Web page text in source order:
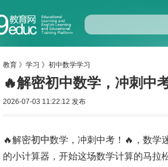
教育 》 学习 》 初中数学学习
🔥解密初中数学，冲刺中
2026-07-03 11:22:12 发布
🔥解密初中数学，冲刺中考！🔥，数学
的小计算器，开始这场数学计算的马拉